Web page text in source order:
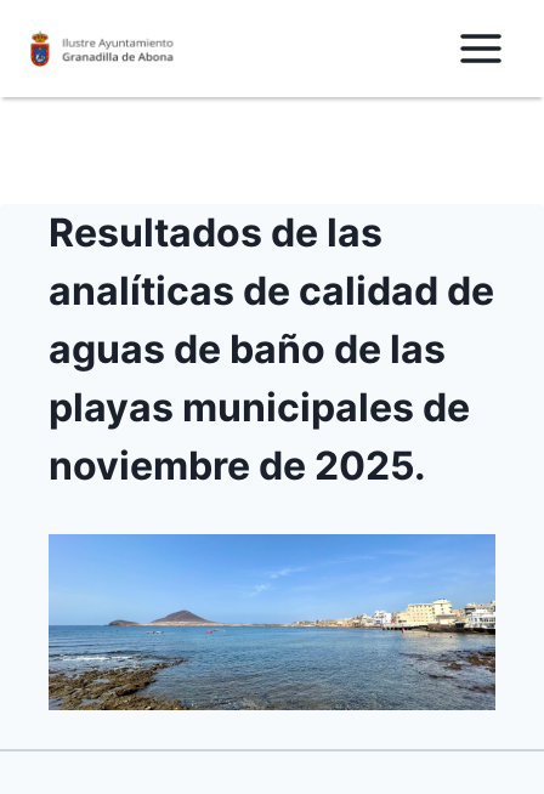
Resultados de las
analíticas de calidad de
aguas de baño de las
playas municipales de
noviembre de 2025.